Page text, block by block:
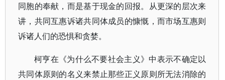
同胞的奉献，而是基于现金的回报。从更深的层次来
讲，共同互惠诉诸共同体成员的慷慨，而市场互惠则
诉诸人们的恐惧和贪婪。
柯亨在《为什么不要社会主义》中表示不确定以
共同体原则的名义来禁止那些正义原则所无法消除的